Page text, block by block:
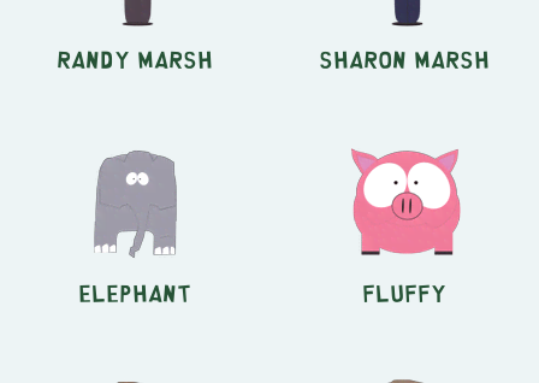
Randy Marsh Sharon Marsh
Elephant Fluffy